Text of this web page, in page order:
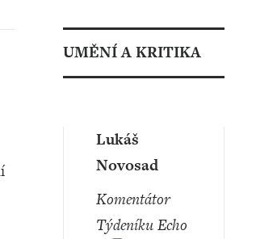
UMĚNÍ A KRITIKA
Lukáš
Novosad
Komentátor
Týdeníku Echo